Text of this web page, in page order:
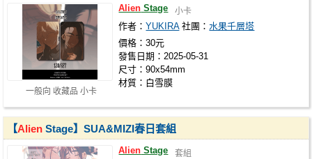
一般向 收藏品 小卡
Alien Stage 小卡
作者：YUKIRA 社團：水果千層塔
價格：30元
發售日期：2025-05-31
尺寸：90x54mm
材質：白雪膜
【Alien Stage】SUA&MIZI春日套組
Alien Stage 套組